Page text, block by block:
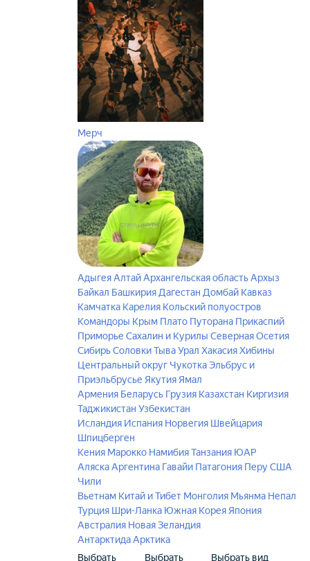
Мерч
АдыгеяАлтайАрхангельская областьАрхыз
Байкал Башкирия Дагестан Домбай Кавказ
Камчатка Карелия Кольский полуостров
Командоры Крым Плато Путорана Прикаспий
Приморье Сахалин и Курилы Северная Осетия
СибирьСоловкиТываУрал ХакасияХибины
Центральный округ ЧукоткаЭльбрус и
Приэльбрусье Якутия Ямал
Армения Беларусь Грузия Казахстан Киргизия
Таджикистан Узбекистан
Исландия Испания Норвегия Швейцария
Шпицберген
Кения Марокко НамибияТанзания ЮАР
АляскаАргентина Гавайи Патагония Перу США
Чили
Вьетнам Китай и Тибет Монголия Мьянма Непал
Турция Шри-Ланка Южная Корея Япония
Австралия Новая Зеландия
АнтарктидаАрктика
Выбрать
Выбрать
Выбрать вид